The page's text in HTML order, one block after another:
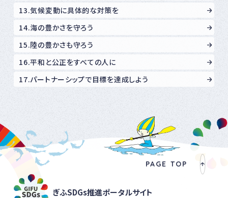
13.気候変動に具体的な対策を
14.海の豊かさを守ろう
15.陸の豊かさも守ろう
16.平和と公正をすべての人に
17.パートナーシップで目標を達成しよう
PAGE TOP
ぎふSDGs推進ポータルサイト